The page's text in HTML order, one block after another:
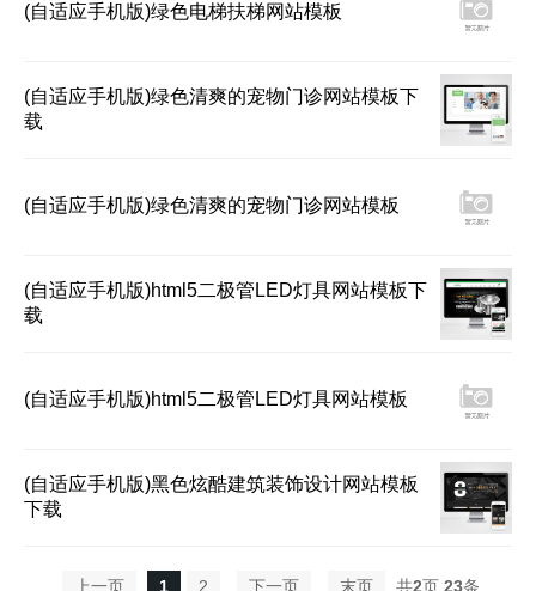
(自适应手机版)绿色电梯扶梯网站模板
(自适应手机版)绿色清爽的宠物门诊网站模板下
载
(自适应手机版)绿色清爽的宠物门诊网站模板
(自适应手机版)html5二极管LED灯具网站模板下
载
(自适应手机版)html5二极管LED灯具网站模板
(自适应手机版)黑色炫酷建筑装饰设计网站模板
下载
上一页 1 2 下一页 末页 共2页 23条